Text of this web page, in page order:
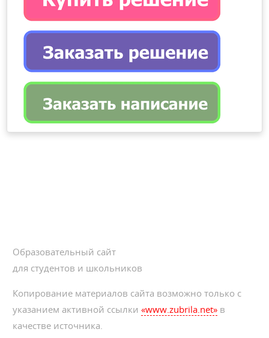
Образовательный сайт
для студентов и школьников
Копирование материалов сайта возможно только с
указанием активной ссылки«www.zubrila.net» в
качестве источника.